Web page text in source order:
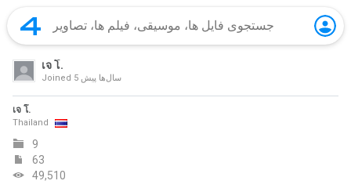
เจ โ.
Joined 5 سال‌ها پیش
เจ โ.
Thailand
9
63
49,510